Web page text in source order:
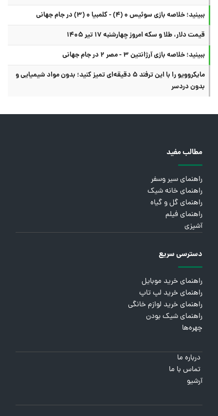
ببینید؛ خلاصه بازی سوئیس ۰ (۴) - کلمبیا ۰ (۳) در جام جهانی
قیمت دلار، طلا و سکه امروز چهارشنبه ۱۷ تیر ۱۴۰۵
ببینید؛ خلاصه بازی آرژانتین ۳ - مصر ۲ در جام جهانی
مایکروویو را با این ترفند ۵ دقیقه‌ای تمیز کنید؛ بدون مواد شیمیایی و
بدون دردسر
مطالب مفید
راهنمای سیر وسفر
راهنمای خانه شیک
راهنمای گل و گیاه
راهنمای فیلم
آشپزی
دسترسی سریع
راهنمای خرید موبایل
راهنمای خرید لپ تاپ
راهنمای خرید لوازم خانگی
راهنمای شیک بودن
چهره‌ها
درباره ما
تماس با ما
آرشیو